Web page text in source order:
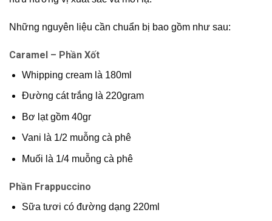
Những nguyên liệu cần chuẩn bị bao gồm như sau:
Caramel – Phần Xốt
Whipping cream là 180ml
Đường cát trắng là 220gram
Bơ lạt gồm 40gr
Vani là 1/2 muỗng cà phê
Muối là 1/4 muỗng cà phê
Phần Frappuccino
Sữa tươi có đường dạng 220ml